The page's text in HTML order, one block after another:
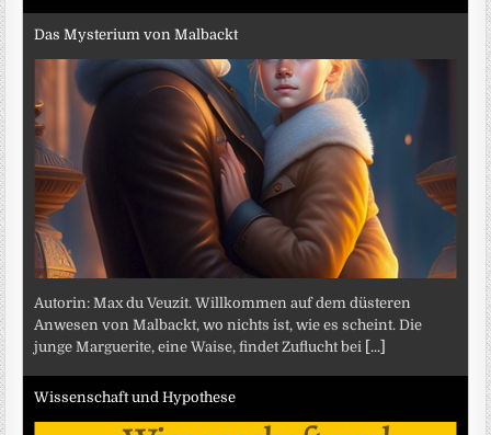
Das Mysterium von Malbackt
Autorin: Max du Veuzit. Willkommen auf dem düsteren
Anwesen von Malbackt, wo nichts ist, wie es scheint. Die
junge Marguerite, eine Waise, findet Zuflucht bei
[...]
Wissenschaft und Hypothese